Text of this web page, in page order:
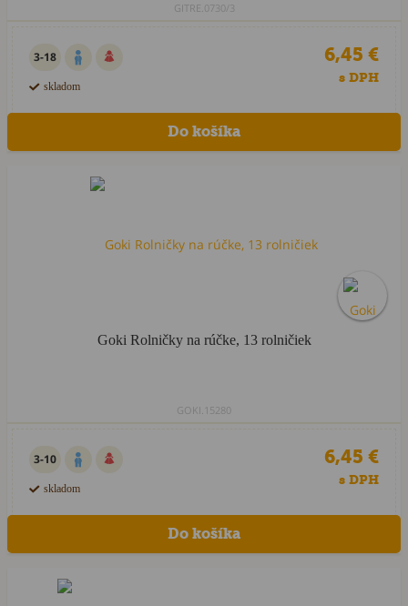
GITRE.0730/3
3-18
skladom
6,45 €
s DPH
Goki Rolničky na rúčke, 13 rolničiek
GOKI.15280
3-10
skladom
6,45 €
s DPH